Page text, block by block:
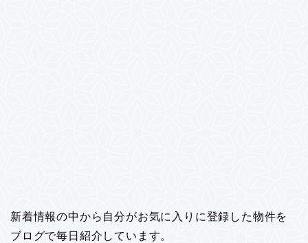
新着情報の中から自分がお気に入りに登録した物件を
ブログで毎日紹介しています。